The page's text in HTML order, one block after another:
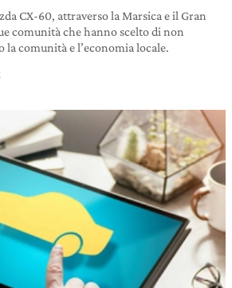
CX-60, attraverso la Marsica e il Gran
comunità che hanno scelto di non
comunità e l’economia locale.